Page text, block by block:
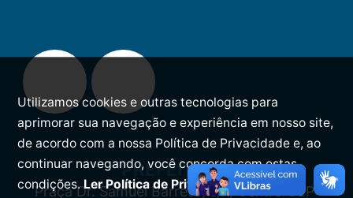
PREFEITURA
Praça Dr. Samuel Barreto, s/n, Centro CEP:
Utilizamos cookies e outras tecnologias para
aprimorar sua navegação e experiência em nosso site,
de acordo com a nossa Política de Privacidade e, ao
continuar navegando, você concorda com estas
condições.Ler Política de Privacidade.